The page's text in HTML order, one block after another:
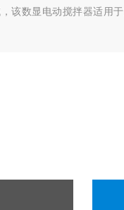
该数显电动搅拌器适用